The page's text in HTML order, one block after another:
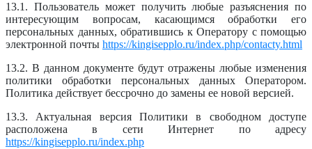
13.1. Пользователь может получить любые разъяснения по
интересующим вопросам, касающимся обработки его
персональных данных, обратившись к Оператору с помощью
электронной почты https://kingisepplo.ru/index.php/contacty.html
13.2. В данном документе будут отражены любые изменения
политики обработки персональных данных Оператором.
Политика действует бессрочно до замены ее новой версией.
13.3. Актуальная версия Политики в свободном доступе
расположена в сети Интернет по адресу
https://kingisepplo.ru/index.php